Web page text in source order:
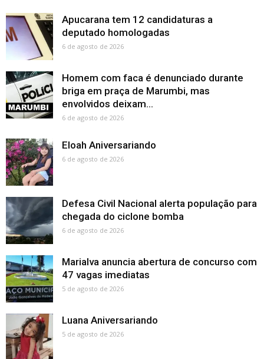
Apucarana tem 12 candidaturas a
deputado homologadas
6 de agosto de 2026
Homem com faca é denunciado durante
briga em praça de Marumbi, mas
envolvidos deixam...
6 de agosto de 2026
Eloah Aniversariando
6 de agosto de 2026
Defesa Civil Nacional alerta população para
chegada do ciclone bomba
6 de agosto de 2026
Marialva anuncia abertura de concurso com
47 vagas imediatas
5 de agosto de 2026
Luana Aniversariando
5 de agosto de 2026